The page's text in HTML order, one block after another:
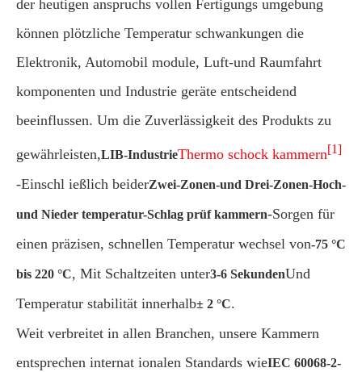
der heutigen anspruchs vollen Fertigungs umgebung
können plötzliche Temperatur schwankungen die
Elektronik, Automobil module, Luft-und Raumfahrt
komponenten und Industrie geräte entscheidend
beeinflussen. Um die Zuverlässigkeit des Produkts zu
gewährleisten,LIB-IndustrieThermo schock kammern[1]
-Einschl ießlich beiderZwei-Zonen-und Drei-Zonen-Hoch-
und Nieder temperatur-Schlag prüf kammern-Sorgen für
einen präzisen, schnellen Temperatur wechsel von-75 °C
bis 220 °C, Mit Schaltzeiten unter3-6 SekundenUnd
Temperatur stabilität innerhalb± 2 °C.
Weit verbreitet in allen Branchen, unsere Kammern
entsprechen internat ionalen Standards wieIEC 60068-2-